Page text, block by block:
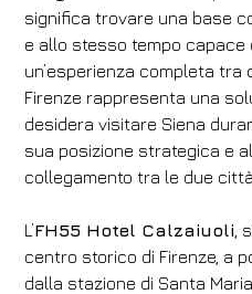
significa trovare una base
e allo stesso tempo capace
un’esperienza completa tra
Firenze rappresenta una
desidera visitare Siena
sua posizione strategica e
collegamento tra le due città.
L’FH55 Hotel Calzaiuoli ,
centro storico di Firenze, a
dalla stazione di Santa